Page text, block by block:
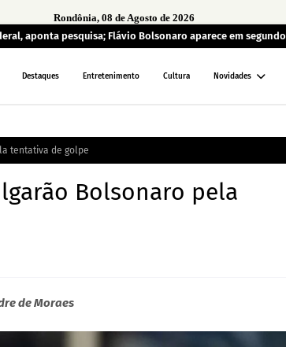
Rondônia, 08 de Agosto de 2026
aponta pesquisa; Flávio Bolsonaro aparece em segundo
Destaques Entretenimento Cultura Novidades
tentativa de golpe
Bolsonaro pela
de Moraes